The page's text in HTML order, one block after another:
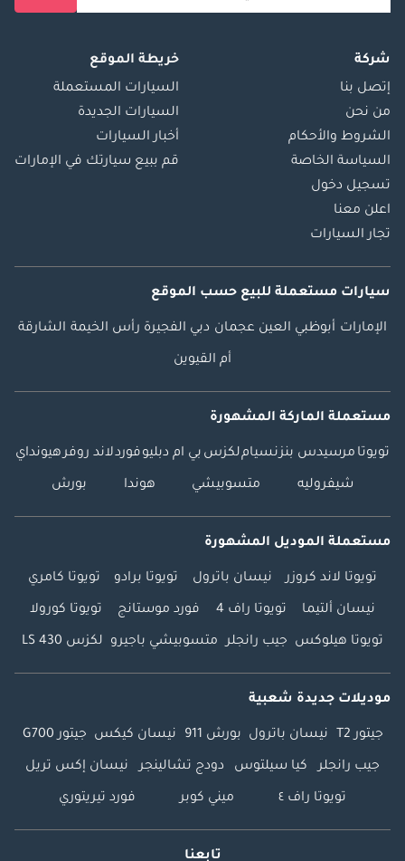
شركة
إتصل بنا
من نحن
الشروط والأحكام
السياسة الخاصة
تسجيل دخول
اعلن معنا
تجار السيارات
خريطة الموقع
السيارات المستعملة
السيارات الجديدة
أخبار السيارات
قم ببيع سيارتك في الإمارات
سيارات مستعملة للبيع حسب الموقع
الإمارات أبوظبي العين عجمان دبي الفجيرة رأس الخيمة الشارقة
أم القيوين
مستعملة الماركة المشهورة
تويوتا مرسيدس بنزنسياملكزس بي ام دبليوفوردلاند روفرهيونداي
شيفروليه متسوبيشي هوندا بورش
مستعملة الموديل المشهورة
تويوتا لاند كروزر نيسان باترول تويوتا برادو تويوتا كامري
نيسان ألتيما تويوتا راف 4 فورد موستانج تويوتا كورولا
تويوتا هيلوكس جيب رانجلر متسوبيشي باجيرو لكزس LS 430
موديلات جديدة شعبية
جيتور T2 نيسان باترول بورش 911 نيسان كيكس جيتور G700
جيب رانجلر كيا سيلتوس دودج تشالينجر نيسان إكس تريل
تويوتا راف ٤ ميني كوبر فورد تيريتوري
تابعنا